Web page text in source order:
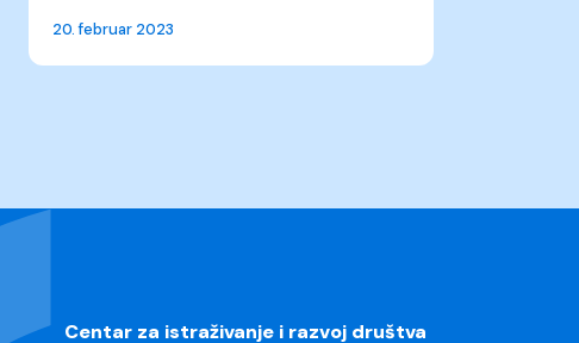
20. februar 2023
Centar za istraživanje i razvoj društva